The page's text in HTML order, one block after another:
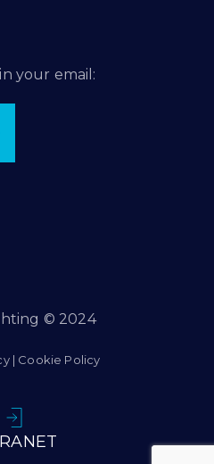
your email:
© 2024
| Cookie Policy